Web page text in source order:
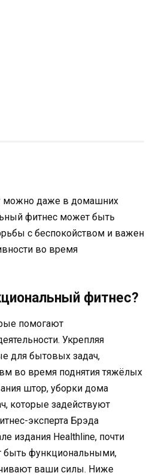
можно даже в домашних
фитнес может быть
с беспокойством и важен
во время
фитнес?
помогают
Укрепляя
для бытовых задач,
во время поднятия тяжёлых
штор, уборки дома
которые задействуют
эксперта Брэда
издания Healthline, почти
быть функциональными,
ваши силы. Ниже